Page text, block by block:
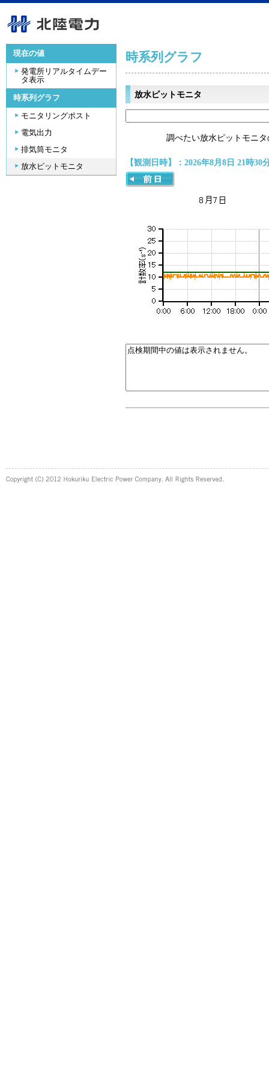
現在の値
発電所リアルタイムデー
タ表示
時系列グラフ
モニタリングポスト
電気出力
排気筒モニタ
放水ピットモニタ
時系列グラフ
放水ピットモニタ
調べたい放水ピットモニ
【観測日時】：2026年8月8日 21時30